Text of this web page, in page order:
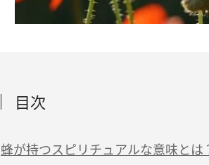
目次
蜂が持つスピリチュアルな意味とは